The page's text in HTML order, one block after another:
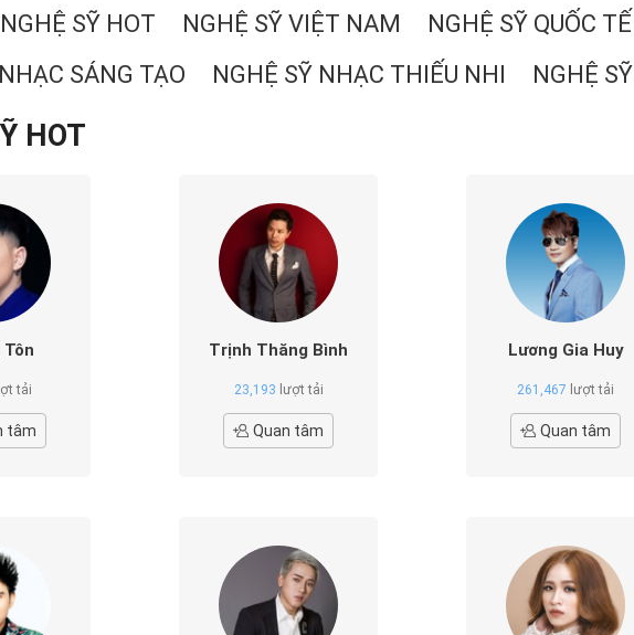
NGHỆ SỸ HOT NGHỆ SỸ VIỆT NAM NGHỆ SỸ QUỐC TẾ
NHẠC SÁNG TẠO NGHỆ SỸ NHẠC THIẾU NHI NGHỆ SỸ
HOT
Tôn
tải
tâm
Trịnh Thăng Bình
23,193 lượt tải
Quan tâm
Lương Gia Huy
261,467 lượt tải
Quan tâm